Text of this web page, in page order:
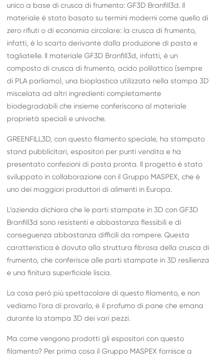
unico a base di crusca di frumento: GF3D Branfill3d. Il
materiale è stato basato su termini moderni come quello di
zero rifiuti o di economia circolare: la crusca di frumento,
infatti, è lo scarto derivante dalla produzione di pasta e
tagliatelle. Il materiale GF3D Branfill3d, infatti, è un
composto di crusca di frumento, acido polilattico (sempre
di PLA parliamo), una bioplastica utilizzata nella stampa 3D
miscelata ad altri ingredienti completamente
biodegradabili che insieme conferiscono al materiale
proprietà speciali e univoche.
GREENFILL3D, con questo filamento speciale, ha stampato
stand pubblicitari, espositori per punti vendita e ha
presentato confezioni di pasta pronta. Il progetto è stato
sviluppato in collaborazione con il Gruppo MASPEX , che è
uno dei maggiori produttori di alimenti in Europa.
L’azienda dichiara che le parti stampate in 3D con GF3D
Branfill3d sono resistenti e abbastanza flessibili e di
conseguenza abbastanza difficili da rompere. Questa
caratteristica è dovuta alla struttura fibrosa della crusca di
frumento, che conferisce alle parti stampate in 3D resilienza
e una finitura superficiale liscia.
La cosa però più spettacolare di questo filamento, e non
vediamo l’ora di provarlo, è il profumo di pane che emana
durante la stampa 3D dei vari pezzi.
Ma come vengono prodotti gli espositori con questo
filamento? Per prima cosa il Gruppo MASPEX fornisce a